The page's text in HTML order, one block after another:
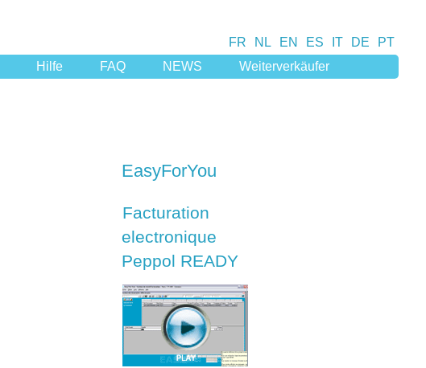
FR NL EN ES IT DE PT
Hilfe FAQ NEWS Weiterverkäufer
EasyForYou
Facturation
electronique
Peppol READY